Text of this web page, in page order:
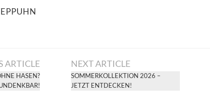
ARTICLE
HASEN?
NEXT ARTICLE
SOMMERKOLLEKTION 2026 –
JETZT ENTDECKEN!